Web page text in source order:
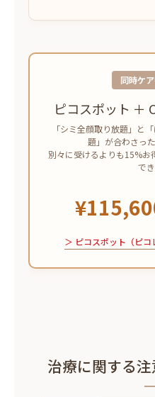
同時ケ
ピコスポット ＋
「シミ全顔取り放題」と
題」が合わさっ
別々に受けるよりも15%お
でき
＞ ピコスポット（ピ
治療に関する